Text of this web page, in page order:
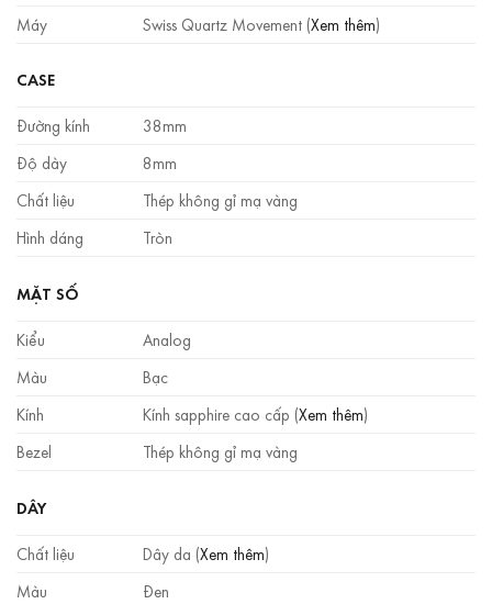
Máy
Swiss Quartz Movement (Xem thêm)
CASE
Đường kính
38mm
Độ dày
8mm
Chất liệu
Thép không gỉ mạ vàng
Hình dáng
Tròn
MẶT SỐ
Kiểu
Analog
Màu
Bạc
Kính
Kính sapphire cao cấp (Xem thêm)
Bezel
Thép không gỉ mạ vàng
DÂY
Chất liệu
Dây da (Xem thêm)
Màu
Đen